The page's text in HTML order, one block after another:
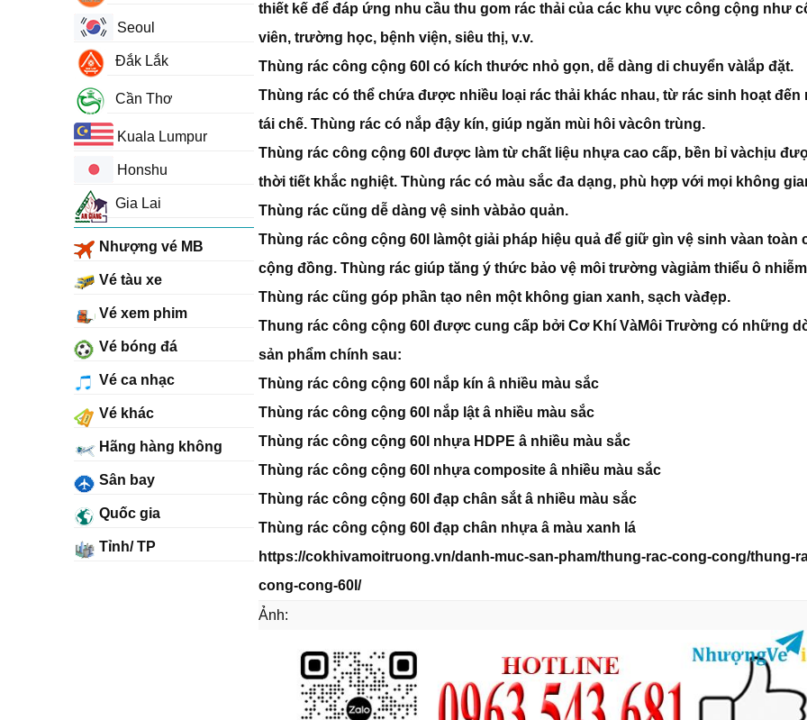
thiết kế để đáp ứng nhu cầu thu gom rác thải của các khu vực công cộng như
viên, trường học, bệnh viện, siêu thị, v.v.
Thùng rác công cộng 60l có kích thước nhỏ gọn, dễ dàng di chuyển vàlắp đặt.
Thùng rác có thể chứa được nhiều loại rác thải khác nhau, từ rác sinh hoạt đến
tái chế. Thùng rác có nắp đậy kín, giúp ngăn mùi hôi vàcôn trùng.
Thùng rác công cộng 60l được làm từ chất liệu nhựa cao cấp, bền bỉ vàchịu
thời tiết khắc nghiệt. Thùng rác có màu sắc đa dạng, phù hợp với mọi không
Thùng rác cũng dễ dàng vệ sinh vàbảo quản.
Thùng rác công cộng 60l làmột giải pháp hiệu quả để giữ gìn vệ sinh vàan toàn
cộng đồng. Thùng rác giúp tăng ý thức bảo vệ môi trường vàgiảm thiểu ô
Thùng rác cũng góp phần tạo nên một không gian xanh, sạch vàđẹp.
Thung rác công cộng 60l được cung cấp bởi Cơ Khí VàMôi Trường có những
sản phẩm chính sau:
Thùng rác công cộng 60l nắp kín â nhiều màu sắc
Thùng rác công cộng 60l nắp lật â nhiều màu sắc
Thùng rác công cộng 60l nhựa HDPE â nhiều màu sắc
Thùng rác công cộng 60l nhựa composite â nhiều màu sắc
Thùng rác công cộng 60l đạp chân sắt â nhiều màu sắc
Thùng rác công cộng 60l đạp chân nhựa â màu xanh lá
https://cokhivamoitruong.vn/danh-muc-san-pham/thung-rac-cong-cong/thung-
cong-cong-60l/
Ảnh:
Seoul
Đắk Lắk
Cần Thơ
Kuala Lumpur
Honshu
Gia Lai
Nhượng vé MB
Vé tàu xe
Vé xem phim
Vé bóng đá
Vé ca nhạc
Vé khác
Hãng hàng không
Sân bay
Quốc gia
Tỉnh/ TP